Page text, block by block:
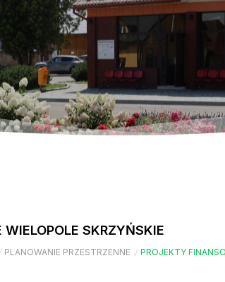
SKRZYŃSKIE
PLANOWANIE PRZESTRZENNE / PROJEKTY